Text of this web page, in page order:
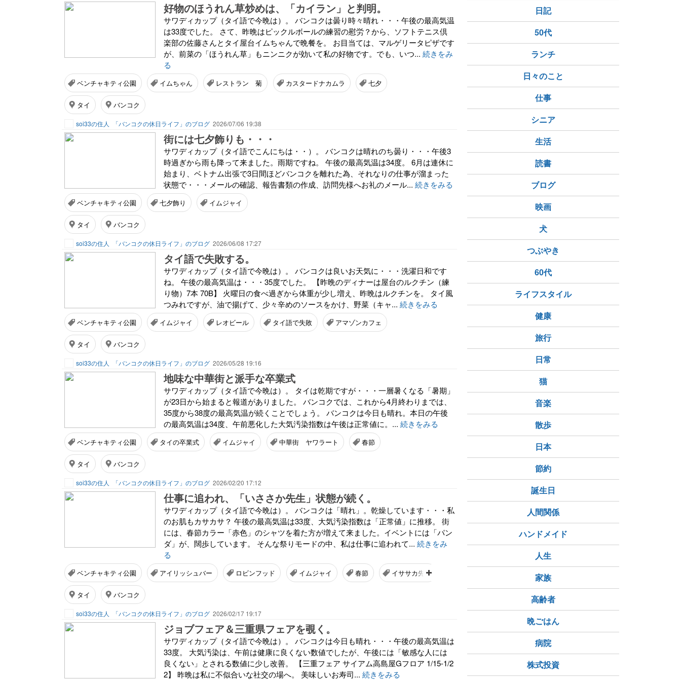
好物のほうれん草炒めは、「カイラン」と判明。
サワディカップ（タイ語で今晩は）。 バンコクは曇り時々晴れ・・・午後の最高気温
は33度でした。 さて、昨晩はピックルボールの練習の慰労？から、ソフトテニス倶
楽部の佐藤さんとタイ屋台イムちゃんで晩餐を。 お目当ては、マルゲリータピザです
が、前菜の「ほうれん草」もニンニクが効いて私の好物です。でも、いつ... 続きをみ
る
ベンチャキティ公園 イムちゃん レストラン 菊 カスタードナカムラ 七夕
タイ バンコク
soi33の住人 「バンコクの休日ライフ」のブログ 2026/07/06 19:38
街には七夕飾りも・・・
サワディカップ（タイ語でこんにちは・・）。 バンコクは晴れのち曇り・・・午後3
時過ぎから雨も降って来ました。雨期ですね。 午後の最高気温は34度。 6月は連休に
始まり、ベトナム出張で3日間ほどバンコクを離れた為、それなりの仕事が溜まった
状態で・・・メールの確認、報告書類の作成、訪問先様へお礼のメール... 続きをみる
ベンチャキティ公園 七夕飾り イムジャイ
タイ バンコク
soi33の住人 「バンコクの休日ライフ」のブログ 2026/06/08 17:27
タイ語で失敗する。
サワディカップ（タイ語で今晩は）。 バンコクは良いお天気に・・・洗濯日和です
ね。 午後の最高気温は・・・35度でした。 【昨晩のディナーは屋台のルクチン（練
り物）7本 70B】 火曜日の食べ過ぎから体重が少し増え、昨晩はルクチンを。 タイ風
つみれですが、油で揚げて、少々辛めのソースをかけ、野菜（キャ... 続きをみる
ベンチャキティ公園 イムジャイ レオビール タイ語で失敗 アマゾンカフェ
タイ バンコク
soi33の住人 「バンコクの休日ライフ」のブログ 2026/05/28 19:16
地味な中華街と派手な卒業式
サワディカップ（タイ語で今晩は）。 タイは乾期ですが・・・一層暑くなる「暑期」
が23日から始まると報道がありました。 バンコクでは、これから4月終わりまでは、
35度から38度の最高気温が続くことでしょう。 バンコクは今日も晴れ。本日の午後
の最高気温は34度、午前悪化した大気汚染指数は午後は正常値に。... 続きをみる
ベンチャキティ公園 タイの卒業式 イムジャイ 中華街 ヤワラート 春節
タイ バンコク
soi33の住人 「バンコクの休日ライフ」のブログ 2026/02/20 17:12
仕事に追われ、「いささか先生」状態が続く。
サワディカップ（タイ語で今晩は）。 バンコクは「晴れ」。乾燥しています・・・私
のお肌もカサカサ？ 午後の最高気温は33度、大気汚染指数は「正常値」に推移。 街
には、春節カラー「赤色」のシャツを着た方が増えて来ました。イベントには「パン
ダ」が、闊歩しています。 そんな祭りモードの中、私は仕事に追われて... 続きをみ
る
ベンチャキティ公園 アイリッシュバー ロビンフッド イムジャイ 春節 イササカ先生
タイ バンコク
soi33の住人 「バンコクの休日ライフ」のブログ 2026/02/17 19:17
ジョブフェア＆三重県フェアを覗く。
サワディカップ（タイ語で今晩は）。 バンコクは今日も晴れ・・・午後の最高気温は
33度。 大気汚染は、午前は健康に良くない数値でしたが、午後には「敏感な人には
良くない」とされる数値に少し改善。 【三重フェア サイアム高島屋Gフロア 1/15-1/2
2】 昨晩は私に不似合いな社交の場へ。 美味しいお寿司... 続きをみる
日記
50代
ランチ
日々のこと
仕事
シニア
生活
読書
ブログ
映画
犬
つぶやき
60代
ライフスタイル
健康
旅行
日常
猫
音楽
散歩
日本
節約
誕生日
人間関係
ハンドメイド
人生
家族
高齢者
晩ごはん
病院
株式投資